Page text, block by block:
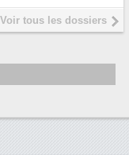
Voir tous les dossiers